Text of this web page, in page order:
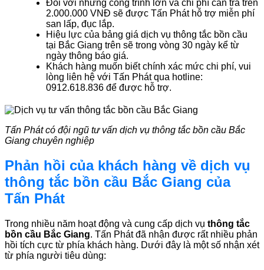
Đối với những công trình lớn và chi phí cần trả trên
2.000.000 VNĐ sẽ được Tấn Phát hỗ trợ miễn phí
san lấp, đục lắp.
Hiệu lực của bảng giá dịch vụ thông tắc bồn cầu
tại Bắc Giang trên sẽ trong vòng 30 ngày kể từ
ngày thông báo giá.
Khách hàng muốn biết chính xác mức chi phí, vui
lòng liên hệ với Tấn Phát qua hotline:
0912.618.836 để được hỗ trợ.
Tấn Phát có đội ngũ tư vấn dịch vụ thông tắc bồn cầu Bắc
Giang chuyên nghiệp
Phản hồi của khách hàng về dịch vụ
thông tắc bồn cầu Bắc Giang của
Tấn Phát
Trong nhiều năm hoạt động và cung cấp dịch vụ thông tắc
bồn cầu Bắc Giang. Tấn Phát đã nhận được rất nhiều phản
hồi tích cực từ phía khách hàng. Dưới đây là một số nhận xét
từ phía người tiêu dùng: